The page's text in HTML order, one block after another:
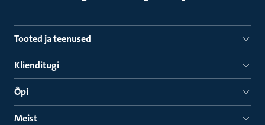
Tooted ja teenused
Klienditugi
Õpi
Meist